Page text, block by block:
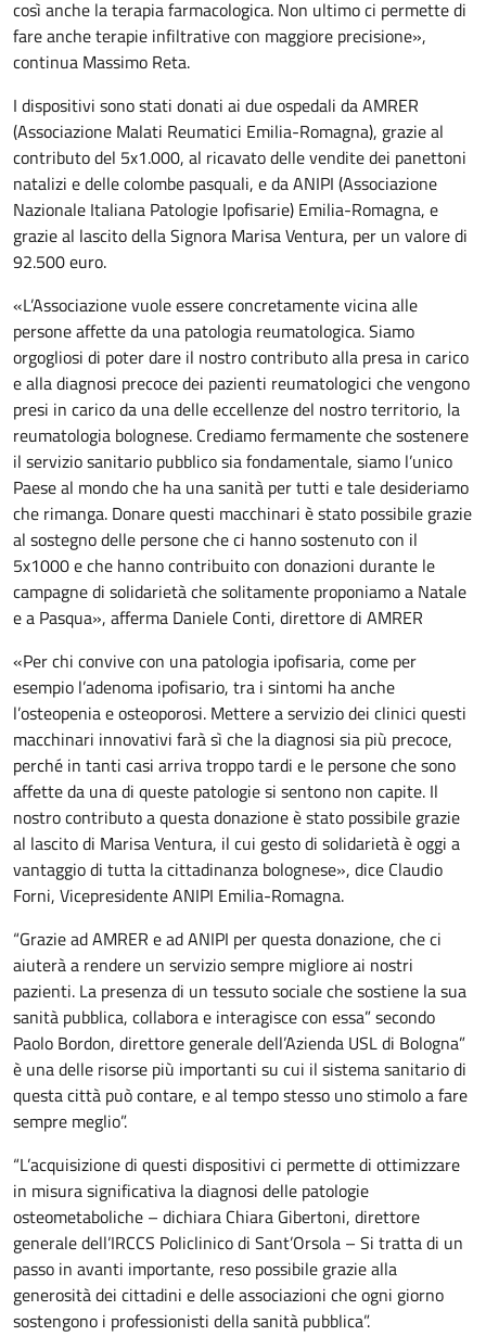
così anche la terapia farmacologica. Non ultimo ci permette di
fare anche terapie infiltrative con maggiore precisione»,
continua Massimo Reta.
I dispositivi sono stati donati ai due ospedali da AMRER
(Associazione Malati Reumatici Emilia-Romagna), grazie al
contributo del 5x1.000, al ricavato delle vendite dei panettoni
natalizi e delle colombe pasquali, e da ANIPI (Associazione
Nazionale Italiana Patologie Ipofisarie) Emilia-Romagna, e
grazie al lascito della Signora Marisa Ventura, per un valore di
92.500 euro.
«L’Associazione vuole essere concretamente vicina alle
persone affette da una patologia reumatologica. Siamo
orgogliosi di poter dare il nostro contributo alla presa in carico
e alla diagnosi precoce dei pazienti reumatologici che vengono
presi in carico da una delle eccellenze del nostro territorio, la
reumatologia bolognese. Crediamo fermamente che sostenere
il servizio sanitario pubblico sia fondamentale, siamo l’unico
Paese al mondo che ha una sanità per tutti e tale desideriamo
che rimanga. Donare questi macchinari è stato possibile grazie
al sostegno delle persone che ci hanno sostenuto con il
5x1000 e che hanno contribuito con donazioni durante le
campagne di solidarietà che solitamente proponiamo a Natale
e a Pasqua», afferma Daniele Conti, direttore di AMRER
«Per chi convive con una patologia ipofisaria, come per
esempio l’adenoma ipofisario, tra i sintomi ha anche
l’osteopenia e osteoporosi. Mettere a servizio dei clinici questi
macchinari innovativi farà sì che la diagnosi sia più precoce,
perché in tanti casi arriva troppo tardi e le persone che sono
affette da una di queste patologie si sentono non capite. Il
nostro contributo a questa donazione è stato possibile grazie
al lascito di Marisa Ventura, il cui gesto di solidarietà è oggi a
vantaggio di tutta la cittadinanza bolognese», dice Claudio
Forni, Vicepresidente ANIPI Emilia-Romagna.
“Grazie ad AMRER e ad ANIPI per questa donazione, che ci
aiuterà a rendere un servizio sempre migliore ai nostri
pazienti. La presenza di un tessuto sociale che sostiene la sua
sanità pubblica, collabora e interagisce con essa” secondo
Paolo Bordon, direttore generale dell’Azienda USL di Bologna”
è una delle risorse più importanti su cui il sistema sanitario di
questa città può contare, e al tempo stesso uno stimolo a fare
sempre meglio”.
“L’acquisizione di questi dispositivi ci permette di ottimizzare
in misura significativa la diagnosi delle patologie
osteometaboliche – dichiara Chiara Gibertoni, direttore
generale dell’IRCCS Policlinico di Sant’Orsola – Si tratta di un
passo in avanti importante, reso possibile grazie alla
generosità dei cittadini e delle associazioni che ogni giorno
sostengono i professionisti della sanità pubblica”.